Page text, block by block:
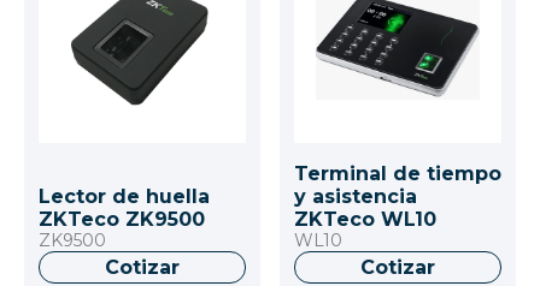
Lector de huella
ZKTeco ZK9500
ZK9500
Cotizar
Terminal de tiempo
y asistencia
ZKTeco WL10
WL10
Cotizar